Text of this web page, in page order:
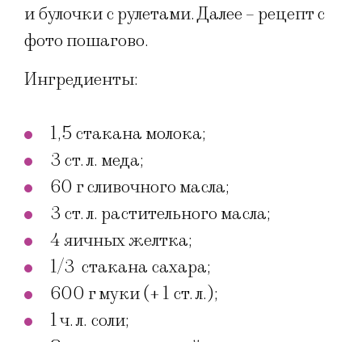
и булочки с рулетами. Далее – рецепт с
фото пошагово.
Ингредиенты:
1,5 стакана молока;
3 ст. л. меда;
60 г сливочного масла;
3 ст. л. растительного масла;
4 яичных желтка;
1/3 стакана сахара;
600 г муки (+ 1 ст. л.);
1 ч. л. соли;